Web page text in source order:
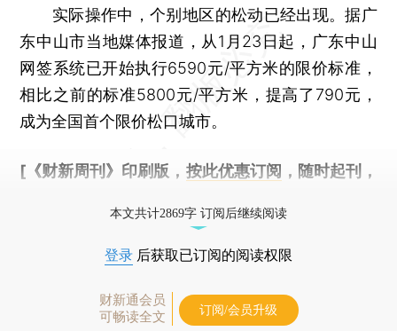
实际操作中，个别地区的松动已经出现。据广
东中山市当地媒体报道，从1月23日起，广东中山
网签系统已开始执行6590元/平方米的限价标准，
相比之前的标准5800元/平方米，提高了790元，
成为全国首个限价松口城市。
[《财新周刊》印刷版， 按此优惠订阅 ，随时起刊，
本文共计2869字 订阅后继续阅读
登录 后获取已订阅的阅读权限
财新通会员
可畅读全文
订阅/会员升级